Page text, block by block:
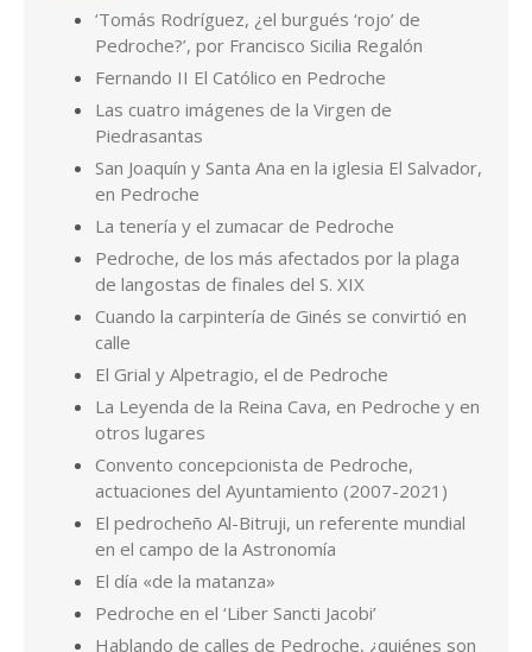
‘Tomás Rodríguez, ¿el burgués ‘rojo’ de
Pedroche?’, por Francisco Sicilia Regalón
Fernando II El Católico en Pedroche
Las cuatro imágenes de la Virgen de
Piedrasantas
San Joaquín y Santa Ana en la iglesia El Salvador,
en Pedroche
La tenería y el zumacar de Pedroche
Pedroche, de los más afectados por la plaga
de langostas de finales del S. XIX
Cuando la carpintería de Ginés se convirtió en
calle
El Grial y Alpetragio, el de Pedroche
La Leyenda de la Reina Cava, en Pedroche y en
otros lugares
Convento concepcionista de Pedroche,
actuaciones del Ayuntamiento (2007-2021)
El pedrocheño Al-Bitruji, un referente mundial
en el campo de la Astronomía
El día «de la matanza»
Pedroche en el ‘Liber Sancti Jacobi’
Hablando de calles de Pedroche, ¿quiénes son